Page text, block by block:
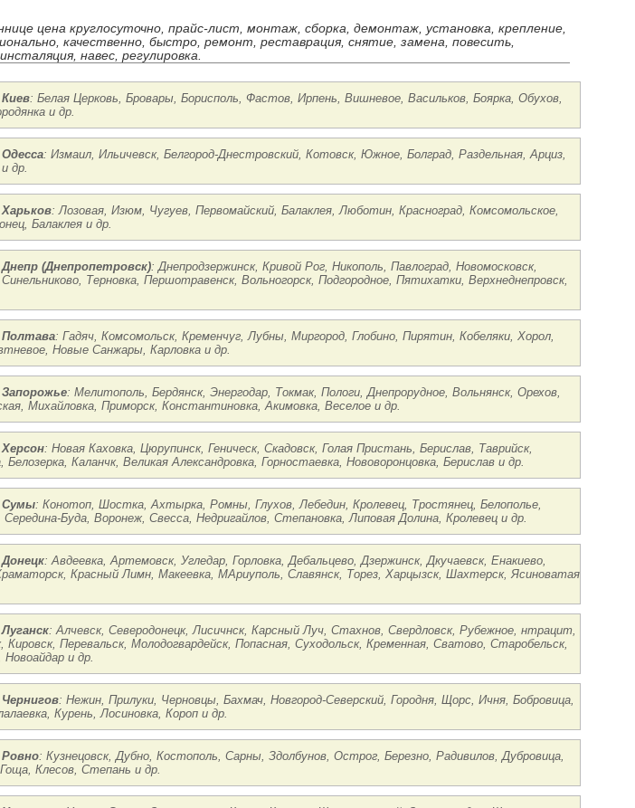
цена круглосуточно, прайс-лист, монтаж, сборка, демонтаж, установка, крепление,
качественно, быстро, ремонт, реставрация, снятие, замена, повесить,
навес, регулировка.
: Белая Церковь, Бровары, Борисполь, Фастов, Ирпень, Вишневое, Васильков, Боярка, Обухов,
и др.
: Измаил, Ильичевск, Белгород-Днестровский, Котовск, Южное, Болград, Раздельная, Арциз,
др.
: Лозовая, Изюм, Чугуев, Первомайский, Балаклея, Люботин, Красноград, Комсомольское,
Балаклея и др.
(Днепропетровск): Днепродзержинск, Кривой Рог, Никополь, Павлоград, Новомосковск,
Терновка, Першотравенск, Вольногорск, Подгородное, Пятихатки, Верхнеднепровск,
: Гадяч, Комсомольск, Кременчуг, Лубны, Миргород, Глобино, Пирятин, Кобеляки, Хорол,
Новые Санжары, Карловка и др.
: Мелитополь, Бердянск, Энергодар, Токмак, Пологи, Днепрорудное, Вольнянск, Орехов,
Михайловка, Приморск, Константиновка, Акимовка, Веселое и др.
: Новая Каховка, Цюрупинск, Геническ, Скадовск, Голая Пристань, Берислав, Таврийск,
Каланчк, Великая Александровка, Горностаевка, Нововоронцовка, Берислав и др.
Сумы: Конотоп, Шостка, Ахтырка, Ромны, Глухов, Лебедин, Кролевец, Тростянец, Белополье,
Буда, Воронеж, Свесса, Недригайлов, Степановка, Липовая Долина, Кролевец и др.
: Авдеевка, Артемовск, Угледар, Горловка, Дебальцево, Дзержинск, Дкучаевск, Енакиево,
Красный Лимн, Макеевка, МАриуполь, Славянск, Торез, Харцызск, Шахтерск, Ясиноватая
: Алчевск, Северодонецк, Лисичнск, Карсный Луч, Стахнов, Свердловск, Рубежное, нтрацит,
Кировск, Перевальск, Молодогвардейск, Попасная, Суходольск, Кременная, Сватово, Старобельск,
и др.
: Нежин, Прилуки, Черновцы, Бахмач, Новгород-Северский, Городня, Щорс, Ичня, Бобровица,
Курень, Лосиновка, Короп и др.
: Кузнецовск, Дубно, Костополь, Сарны, Здолбунов, Острог, Березно, Радивилов, Дубровица,
Клесов, Степань и др.